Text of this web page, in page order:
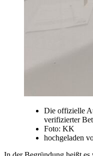
Die offizielle
verifizierter
Foto: KK
hochgeladen